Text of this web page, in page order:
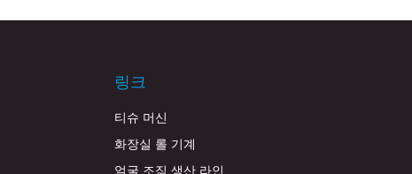
링크
티슈 머신
화장실 롤 기계
얼굴 조직 생산 라인